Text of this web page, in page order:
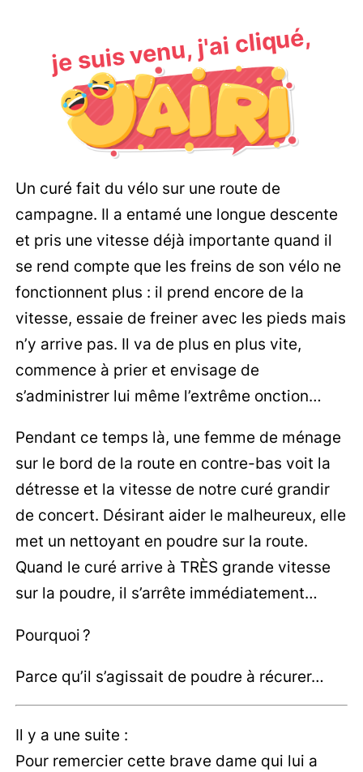
je suis venu, j'ai cliqué,
Un curé fait du vélo sur une route de
campagne. Il a entamé une longue descente
et pris une vitesse déjà importante quand il
se rend compte que les freins de son vélo ne
fonctionnent plus : il prend encore de la
vitesse, essaie de freiner avec les pieds mais
n’y arrive pas. Il va de plus en plus vite,
commence à prier et envisage de
s’administrer lui même l’extrême onction…
Pendant ce temps là, une femme de ménage
sur le bord de la route en contre-bas voit la
détresse et la vitesse de notre curé grandir
de concert. Désirant aider le malheureux, elle
met un nettoyant en poudre sur la route.
Quand le curé arrive à TRÈS grande vitesse
sur la poudre, il s’arrête immédiatement…
Pourquoi ?
Parce qu’il s’agissait de poudre à récurer…
Il y a une suite :
Pour remercier cette brave dame qui lui a